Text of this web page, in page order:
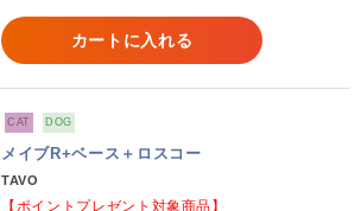
カートに入れる
CAT DOG
メイブR+ベース＋ロスコー
TAVO
【ポイントプレゼント対象商品】